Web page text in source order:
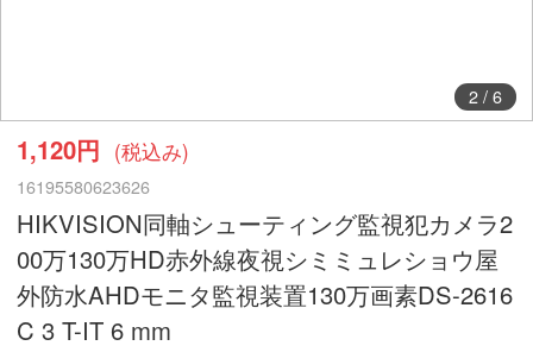
2/ 6
1,120円 (税込み)
16195580623626
HIKVISION同軸シューティング監視犯カメラ2
00万130万HD赤外線夜視シミミュレショウ屋
外防水AHDモニタ監視装置130万画素DS-2616
C 3 T-IT 6 mm